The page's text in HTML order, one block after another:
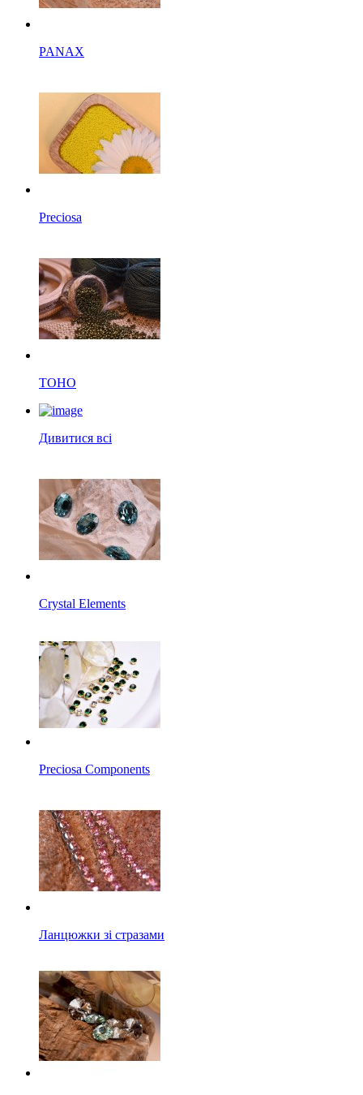
PANAX
Preciosa
TOHO
Дивитися всі
Crystal Elements
Preciosa Components
Ланцюжки зі стразами